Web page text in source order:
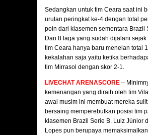
Sedangkan untuk tim Ceara saat ini
urutan peringkat ke-4 dengan total
poin dari klasemen sementara Brazil
Dari 8 laga yang sudah dijalani
tim Ceara hanya baru menelan total
kekalahan saja yaitu ketika
tim Mirrasol dengan skor 2-1.
LIVECHAT ARENASCORE –
kemenangan yang diraih oleh tim
awal musim ini membuat mereka
bersaing memperebutkan posisi tim
klasemen Brazil Serie B. Luiz Júnior
Lopes pun berupaya